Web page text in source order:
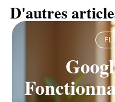
D'autres